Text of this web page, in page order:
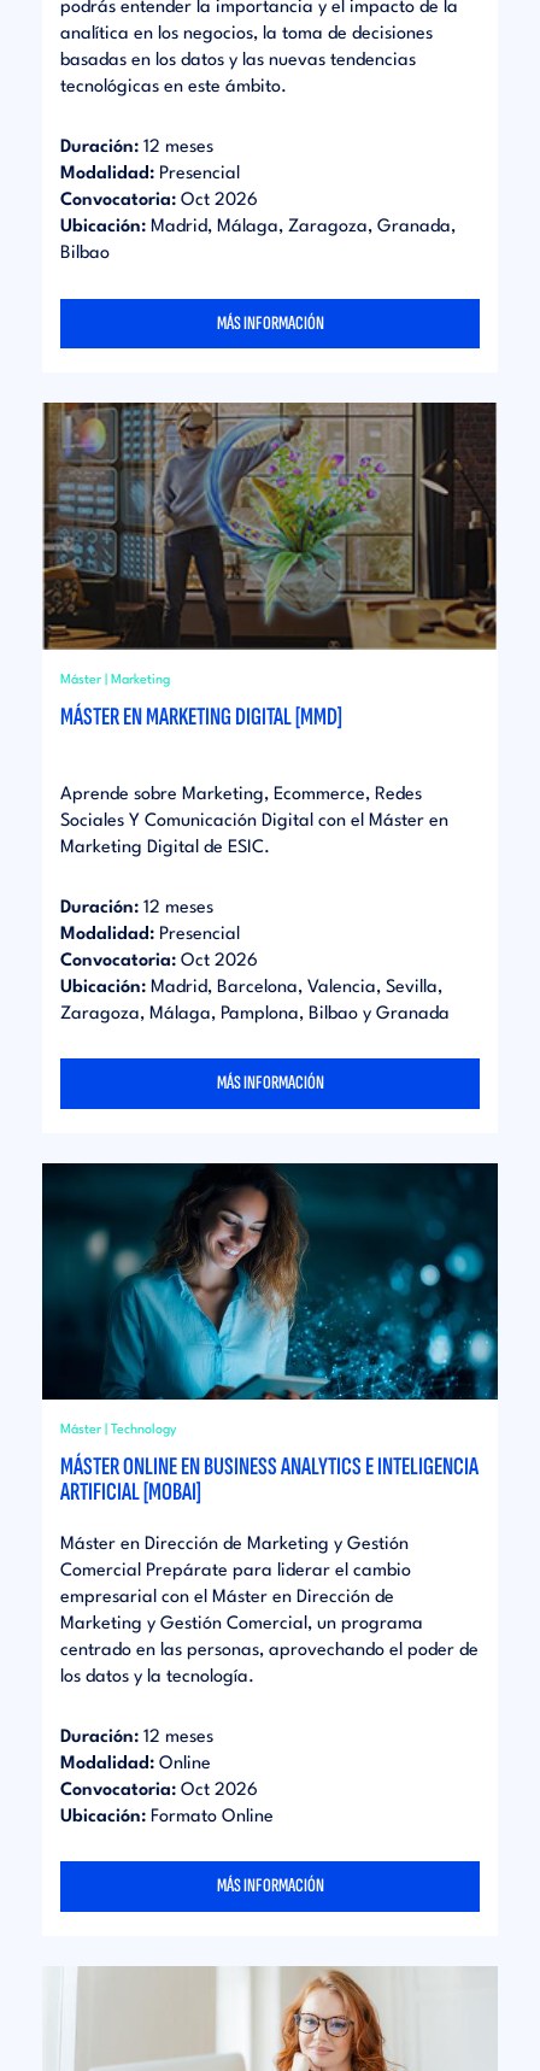
podrás entender la importancia y el impacto de la
analítica en los negocios, la toma de decisiones
basadas en los datos y las nuevas tendencias
tecnológicas en este ámbito.
Duración: 12 meses
Modalidad: Presencial
Convocatoria: Oct 2026
Ubicación: Madrid, Málaga, Zaragoza, Granada,
Bilbao
MÁS INFORMACIÓN
Máster | Marketing
MÁSTER EN MARKETING DIGITAL [MMD]
Aprende sobre Marketing, Ecommerce, Redes
Sociales Y Comunicación Digital con el Máster en
Marketing Digital de ESIC.
Duración: 12 meses
Modalidad: Presencial
Convocatoria: Oct 2026
Ubicación: Madrid, Barcelona, Valencia, Sevilla,
Zaragoza, Málaga, Pamplona, Bilbao y Granada
MÁS INFORMACIÓN
Máster | Technology
MÁSTER ONLINE EN BUSINESS ANALYTICS E INTELIGENCIA
ARTIFICIAL [MOBAI]
Máster en Dirección de Marketing y Gestión
Comercial Prepárate para liderar el cambio
empresarial con el Máster en Dirección de
Marketing y Gestión Comercial, un programa
centrado en las personas, aprovechando el poder de
los datos y la tecnología.
Duración: 12 meses
Modalidad: Online
Convocatoria: Oct 2026
Ubicación: Formato Online
MÁS INFORMACIÓN